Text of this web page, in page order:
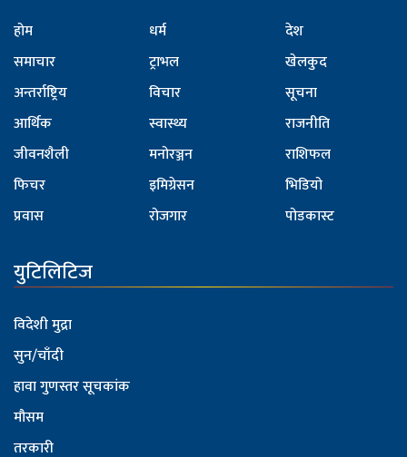
होम
समाचार
अन्तर्राष्ट्रिय
आर्थिक
जीवनशैली
फिचर
प्रवास
धर्म
ट्राभल
विचार
स्वास्थ्य
मनोरञ्जन
इमिग्रेसन
रोजगार
देश
खेलकुद
सूचना
राजनीति
राशिफल
भिडियो
पोडकास्ट
युटिलिटिज
विदेशी मुद्रा
सुन/चाँदी
हावा गुणस्तर सूचकांक
मौसम
तरकारी